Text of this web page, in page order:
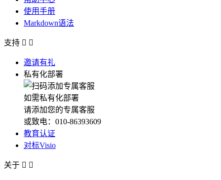
使用手册
Markdown语法
支持  
邀请有礼
私有化部署
如需私有化部署
请添加您的专属客服
或致电：010-86393609
教育认证
对标Visio
关于  